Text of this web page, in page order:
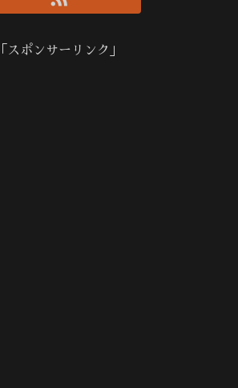
「スポンサーリンク」